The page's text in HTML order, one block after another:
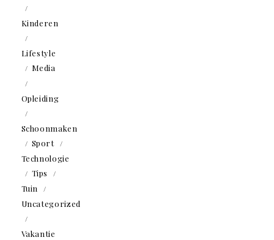
Kinderen
Lifestyle
Media
Opleiding
Schoonmaken
Sport
Technologie
Tips
Tuin
Uncategorized
Vakantie